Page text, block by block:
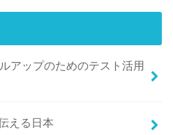
アップのためのテスト活用
える日本